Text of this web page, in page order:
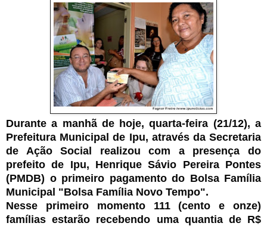
Durante a manhã de hoje, quarta-feira (21/12), a
Prefeitura Municipal de Ipu, através da Secretaria
de Ação Social realizou com a presença do
prefeito de Ipu, Henrique Sávio Pereira Pontes
(PMDB) o primeiro pagamento do Bolsa Família
Municipal "Bolsa Família Novo Tempo".
Nesse primeiro momento 111 (cento e onze)
famílias estarão recebendo uma quantia de R$